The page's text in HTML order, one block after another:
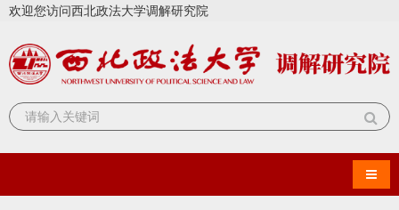
欢迎您访问西北政法大学调解研究院
导航